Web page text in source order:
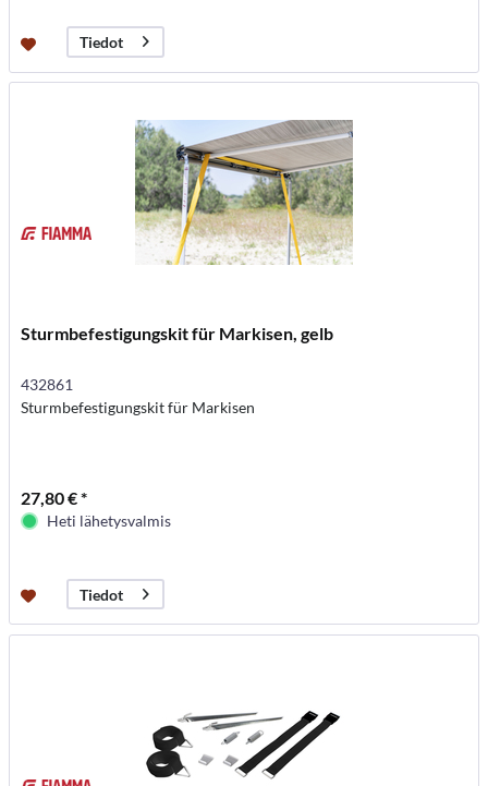
Tiedot
Sturmbefestigungskit für Markisen, gelb
432861
Sturmbefestigungskit für Markisen
27,80 € *
Heti lähetysvalmis
Tiedot